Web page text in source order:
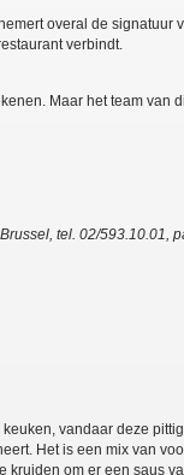
overal de signatuur
verbindt.
Maar het team van
tel. 02/593.10.01,
vandaar deze
Het is een mix van
om er een saus